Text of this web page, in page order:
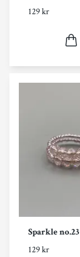
129 kr
Sparkle no.23
129 kr